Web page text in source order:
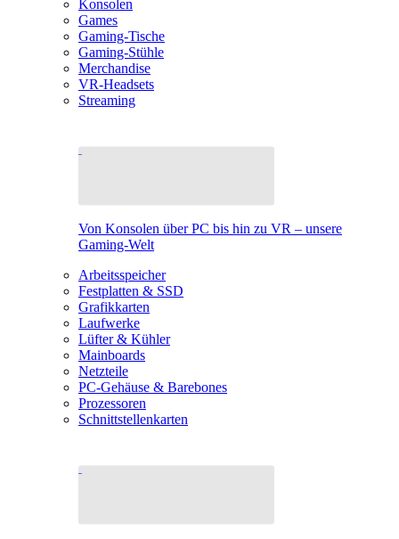
Konsolen
Games
Gaming-Tische
Gaming-Stühle
Merchandise
VR-Headsets
Streaming
Von Konsolen über PC bis hin zu VR – unsere
Gaming-Welt
Arbeitsspeicher
Festplatten & SSD
Grafikkarten
Laufwerke
Lüfter & Kühler
Mainboards
Netzteile
PC-Gehäuse & Barebones
Prozessoren
Schnittstellenkarten